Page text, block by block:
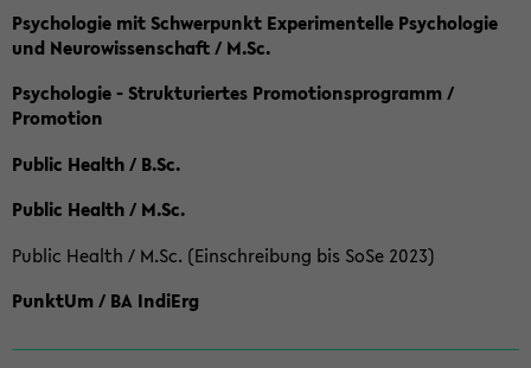
Psychologie mit Schwerpunkt Experimentelle Psychologie
und Neurowissenschaft / M.Sc.
Psychologie - Strukturiertes Promotionsprogramm /
Promotion
Public Health / B.Sc.
Public Health / M.Sc.
Public Health / M.Sc. (Einschreibung bis SoSe 2023)
PunktUm / BA IndiErg